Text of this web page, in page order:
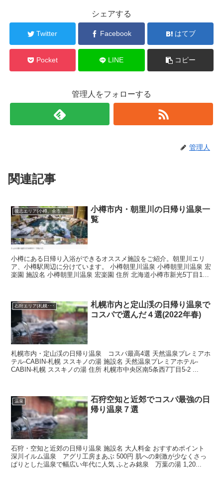
シェアする
Twitter Facebook はてブ
Pocket LINE コピー
管理人をフォローする
管理人
関連記事
後志エリア(小樽、余市、ニセコ･･･)
小樽市内・朝里川の日帰り温泉一
覧
小樽にある日帰り入浴ができるオススメ施設をご紹介。朝里川エリ
ア、小樽駅周辺に分けています。 小樽朝里川温泉 小樽朝里川温泉 宏
楽園 施設名 小樽朝里川温泉 宏楽園 住所 北海道小樽市新光5丁目18
石狩エリア(札幌･･･
札幌市内と定山渓の日帰り温泉で
コスパで選んだ４選(2022年春)
札幌市内・定山渓の日帰り温泉 コスパ最高4選 天然温泉プレミアホ
テル-CABIN-札幌 ススキノの湯 施設名 天然温泉プレミアホテル-
CABIN-札幌 ススキノの湯 住所 札幌市中央区南5条西7丁目5-2 ...
温泉
石狩空知と近郊でコスパ最強の日
帰り温泉７選
石狩・空知と近郊の日帰り温泉 施設名 大人料金 おすすめポイント
深川イルム温泉 アグリ工房まあぶ 500円 肌への刺激が少なくさっ
ぱりとした温泉で幅広い年代に人気 ふとみ銘泉 万葉の湯 1,20...